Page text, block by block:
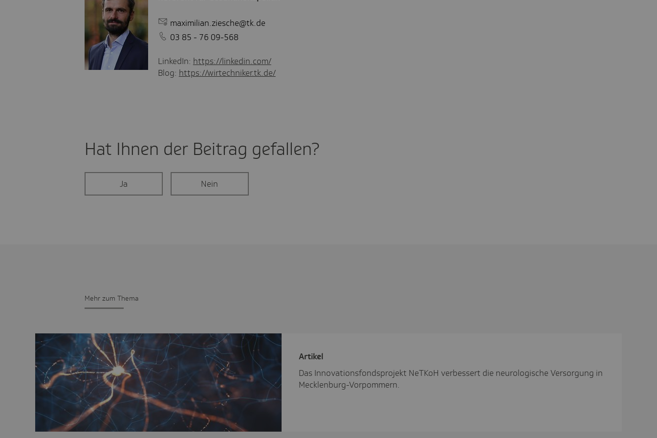
maximilian.ziesche@tk.de
03 85 - 76 09-568
LinkedIn: https://linkedin.com/
Blog: https://wirtechniker.tk.de/
Hat Ihnen der Beitrag gefal­len?
Ja Nein
Mehr zum Thema
Artikel
Das Innovationsfondsprojekt NeTKoH verbessert die neurologische Versorgung in
Mecklenburg-Vorpommern.